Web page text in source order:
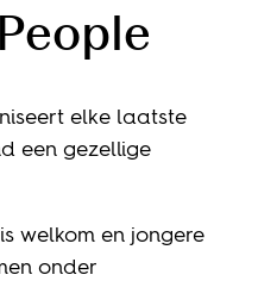
elke laatste
een gezellige
welkom en jongere
onder